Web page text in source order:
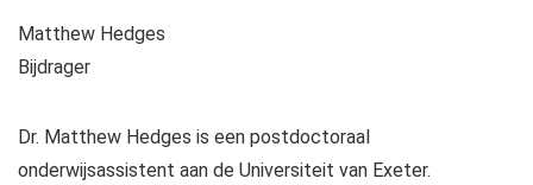
Matthew Hedges
Bijdrager
Dr. Matthew Hedges is een postdoctoraal
onderwijsassistent aan de Universiteit van Exeter.